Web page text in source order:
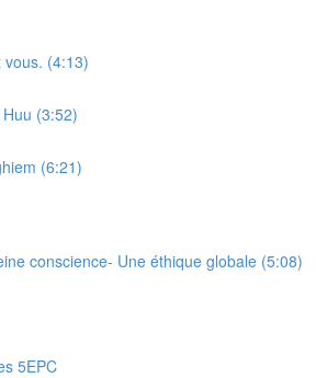
(4:13)
(3:52)
(6:21)
conscience- Une éthique globale (5:08)
5EPC